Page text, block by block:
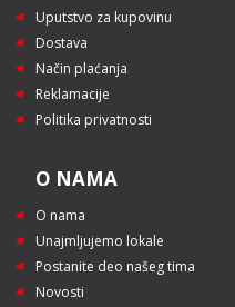
Uputstvo za kupovinu
Dostava
Način plaćanja
Reklamacije
Politika privatnosti
O NAMA
O nama
Unajmljujemo lokale
Postanite deo našeg tima
Novosti